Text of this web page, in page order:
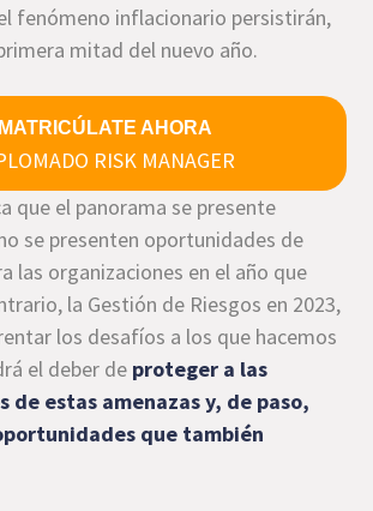
fenómeno inflacionario persistirán,
mitad del nuevo año.
MATRICÚLATE AHORA
RISK MANAGER
que el panorama se presente
se presenten oportunidades de
las organizaciones en el año que
la Gestión de Riesgos en 2023,
los desafíos a los que hacemos
el deber de proteger a las
de estas amenazasy, de paso,
que también